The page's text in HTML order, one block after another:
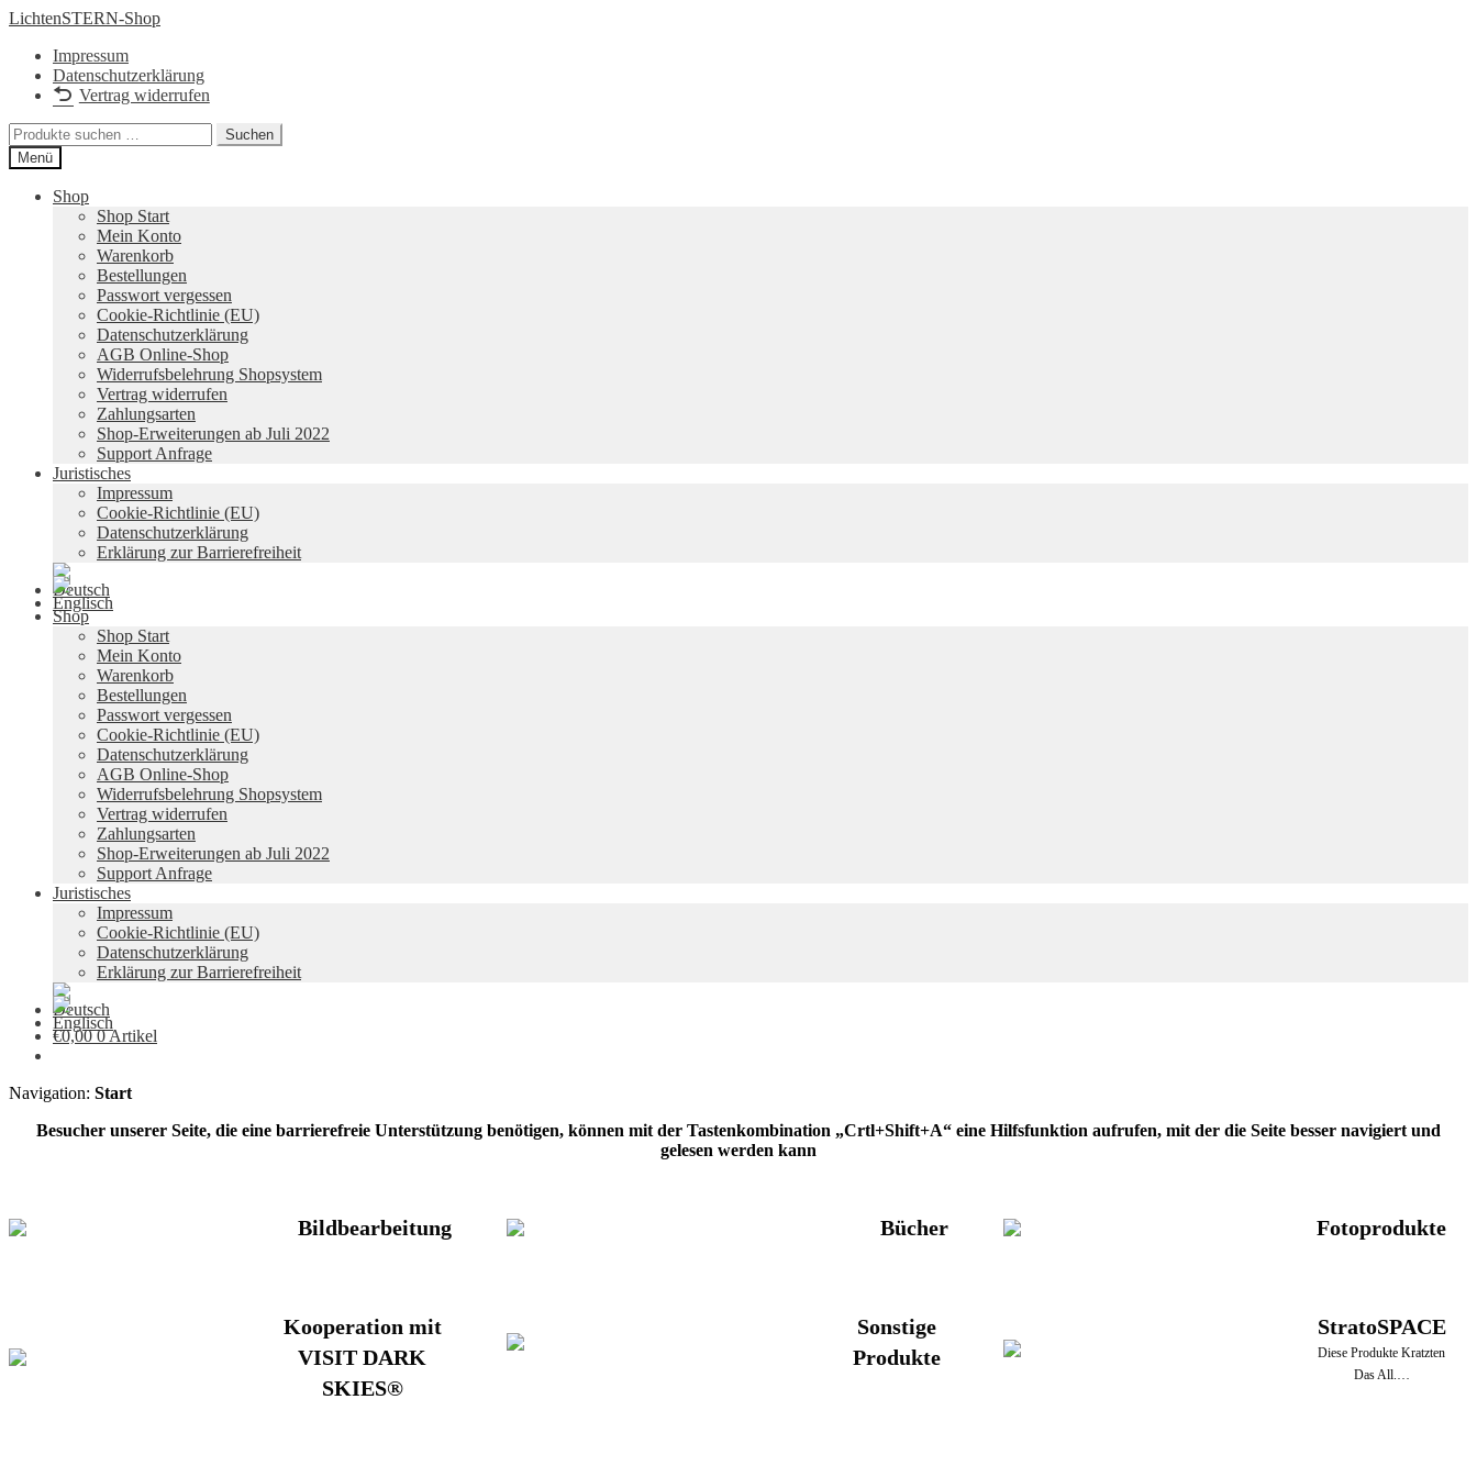
Zur
springen
Zum
springen
LichtenSTERN-Shop
Impressum
Datenschutzerklärung
Vertrag widerrufen
Suchen
nach:
Suchen
Menü
Shop
Shop Start
Mein Konto
Warenkorb
Bestellungen
Passwort vergessen
Cookie-Richtlinie (EU)
Datenschutzerklärung
AGB Online-Shop
Widerrufsbelehrung Shopsystem
Vertrag widerrufen
Zahlungsarten
Shop-Erweiterungen ab Juli 2022
Support Anfrage
Juristisches
Impressum
Cookie-Richtlinie (EU)
Datenschutzerklärung
Erklärung zur Barrierefreiheit
Shop
Shop Start
Mein Konto
Warenkorb
Bestellungen
Passwort vergessen
Cookie-Richtlinie (EU)
Datenschutzerklärung
AGB Online-Shop
Widerrufsbelehrung Shopsystem
Vertrag widerrufen
Zahlungsarten
Shop-Erweiterungen ab Juli 2022
Support Anfrage
Juristisches
Impressum
Cookie-Richtlinie (EU)
Datenschutzerklärung
Erklärung zur Barrierefreiheit
€0,00 0 Artikel
Navigation: Start
Besucher unserer Seite, die eine barrierefreie Unterstützung benötigen, können mit der Tastenkombination „Crtl+Shift+A“ eine Hilfsfunktion aufrufen, mit der die Seite besser navigiert und
gelesen werden kann
Bildbearbeitung Bücher Fotoprodukte
Kooperation mit
VISIT DARK
SKIES®
Sonstige
Produkte
StratoSPACE
Diese Produkte Kratzten
Das All.…